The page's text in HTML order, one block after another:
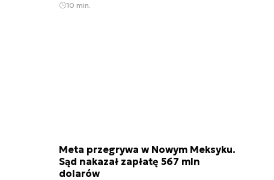
10 min.
Meta przegrywa w Nowym Meksyku.
Sąd nakazał zapłatę 567 mln
dolarów